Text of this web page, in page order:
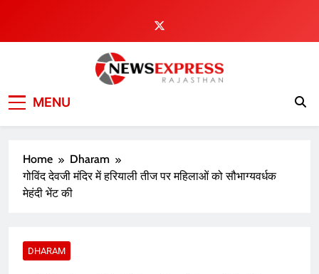
content
MENU
Home
Dharam
गोविंद देवजी मंदिर में हरियाली तीज पर महिलाओं को सौभाग्यवर्धक
मेहंदी भेंट की
DHARAM